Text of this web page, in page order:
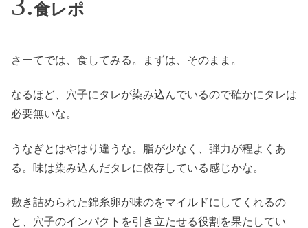
食レポ
さーてでは、食してみる。まずは、そのまま。
なるほど、穴子にタレが染み込んでいるので確かにタレは
必要無いな。
うなぎとはやはり違うな。脂が少なく、弾力が程よくあ
る。味は染み込んだタレに依存している感じかな。
敷き詰められた錦糸卵が味のをマイルドにしてくれるの
と、穴子のインパクトを引き立たせる役割を果たしてい